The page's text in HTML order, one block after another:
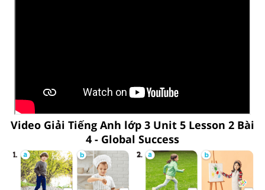
Video Giải Tiếng Anh lớp 3 Unit 5 Lesson 2 Bài
4 - Global Success